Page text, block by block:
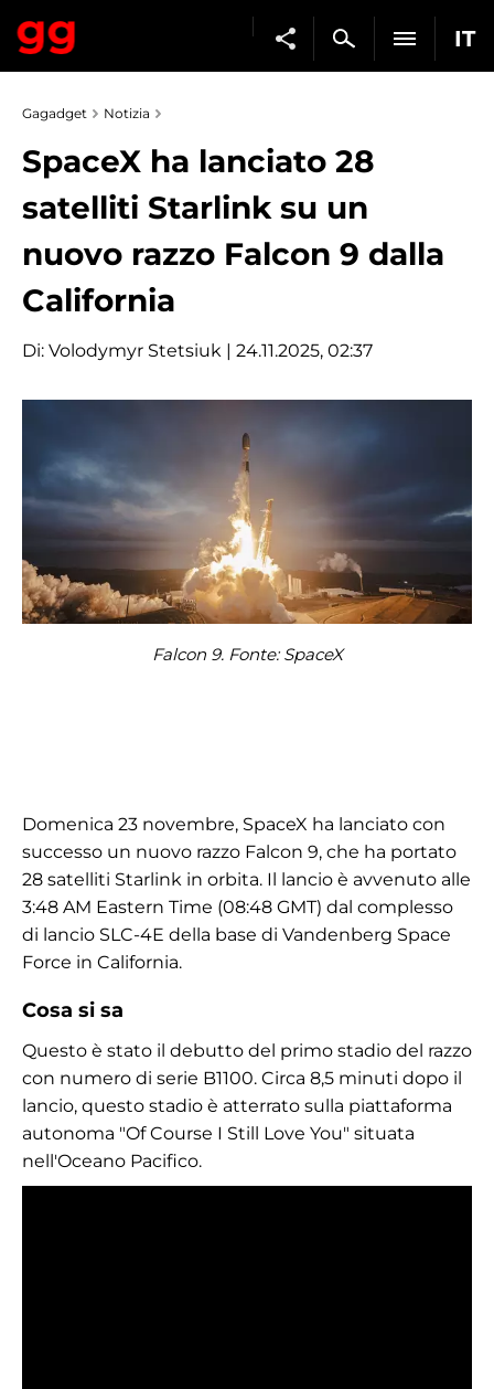
IT
Gagadget Notizia
SpaceX ha lanciato 28
satelliti Starlink su un
nuovo razzo Falcon 9 dalla
California
Di: Volodymyr Stetsiuk | 24.11.2025, 02:37
Falcon 9. Fonte: SpaceX
Domenica 23 novembre, SpaceX ha lanciato con
successo un nuovo razzo Falcon 9, che ha portato
28 satelliti Starlink in orbita. Il lancio è avvenuto alle
3:48 AM Eastern Time (08:48 GMT) dal complesso
di lancio SLC-4E della base di Vandenberg Space
Force in California.
Cosa si sa
Questo è stato il debutto del primo stadio del razzo
con numero di serie B1100. Circa 8,5 minuti dopo il
lancio, questo stadio è atterrato sulla piattaforma
autonoma "Of Course I Still Love You" situata
nell'Oceano Pacifico.